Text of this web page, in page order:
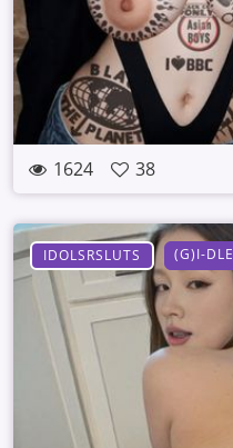
1624 38
IDOLSRSLUTS (G)I-DLE